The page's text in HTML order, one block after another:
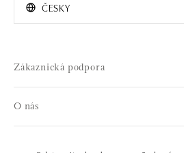
ČESKY
Zákaznická podpora
O nás